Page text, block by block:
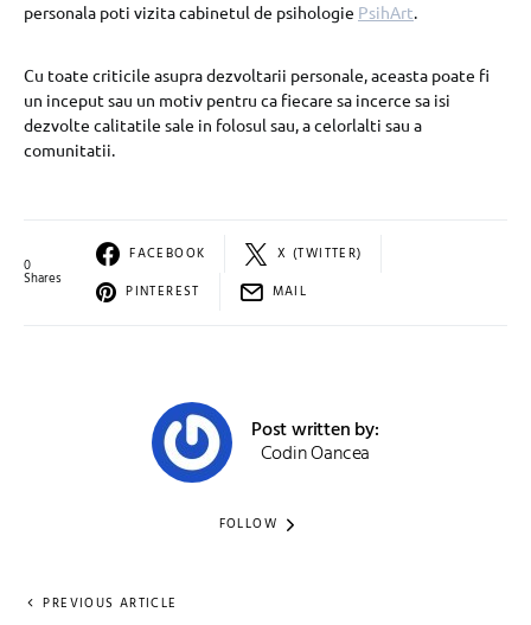
personala poti vizita cabinetul de psihologie PsihArt.
Cu toate criticile asupra dezvoltarii personale, aceasta poate fi
un inceput sau un motiv pentru ca fiecare sa incerce sa isi
dezvolte calitatile sale in folosul sau, a celorlalti sau a
comunitatii.
0
Shares
FACEBOOK
X (TWITTER)
PINTEREST
MAIL
Post written by:
Codin Oancea
FOLLOW
PREVIOUS ARTICLE